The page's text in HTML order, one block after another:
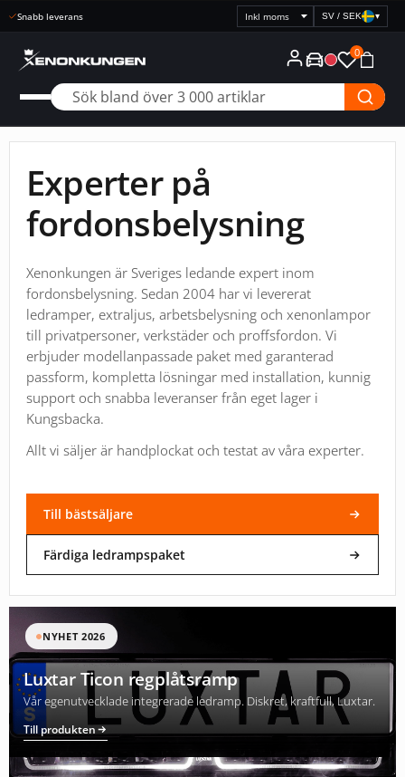
Snabb leverans
Välj
prisvisning
SV / SEK ▾
0
Experter på
fordonsbelysning
Xenonkungen är Sveriges ledande expert inom
fordonsbelysning. Sedan 2004 har vi levererat
ledramper, extraljus, arbetsbelysning och xenonlampor
till privatpersoner, verkstäder och proffsfordon. Vi
erbjuder modellanpassade paket med garanterad
passform, kompletta lösningar med installation, kunnig
support och snabba leveranser från eget lager i
Kungsbacka.
Allt vi säljer är handplockat och testat av våra experter.
Till bästsäljare
Färdiga ledrampspaket
NYHET 2026
Luxtar Ticon regplåtsramp
Vår egenutvecklade integrerade ledramp. Diskret, kraftfull, Luxtar.
Till produkten